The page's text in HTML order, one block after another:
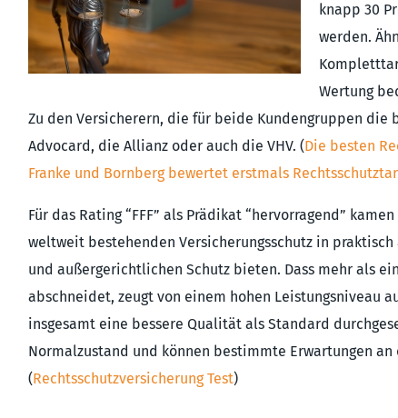
knapp 30
werden.
Wertung
Zu den Versicherern, die für beide Kundengruppen die
Advocard, die Allianz oder auch die VHV. (Die besten
Franke und Bornberg bewertet erstmals
Für das Rating “FFF” als Prädikat “hervorragend”
weltweit bestehenden Versicherungsschutz in
und außergerichtlichen Schutz bieten. Dass mehr als
abschneidet, zeugt von einem hohen Leistungsniveau
insgesamt eine bessere Qualität als Standard
Normalzustand und können bestimmte Erwartungen
(Rechtsschutzversicherung Test)